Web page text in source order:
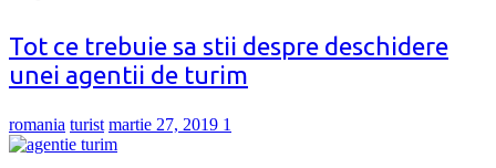
Tot ce trebuie sa stii despre deschidere
unei agentii de turim
romania turist martie 27, 2019 1